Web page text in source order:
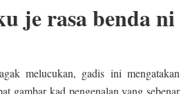
je rasa benda ni
melucukan, gadis ini mengatakan
gambar kad pengenalan yang sebenar